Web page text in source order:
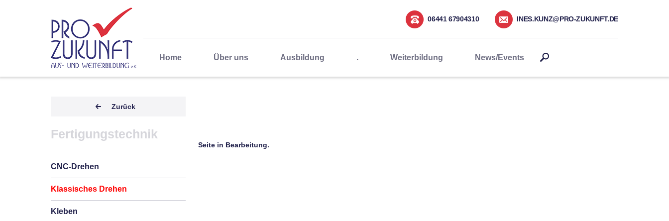
06441 67904310 INES.KUNZ@PRO-ZUKUNFT.DE
Home Über uns Ausbildung . Weiterbildung News/Events
Zurück
Fertigungstechnik
CNC-Drehen
Klassisches Drehen
Kleben
Seite in Bearbeitung.